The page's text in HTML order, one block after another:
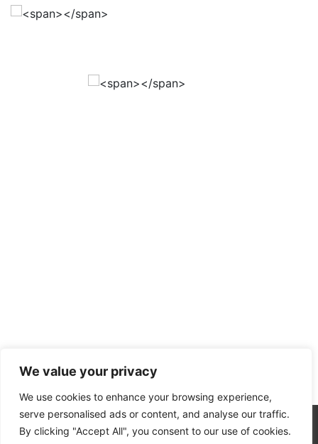
We value your privacy
We use cookies to enhance your browsing experience,
serve personalised ads or content, and analyse our traffic.
By clicking "Accept All", you consent to our use of cookies.